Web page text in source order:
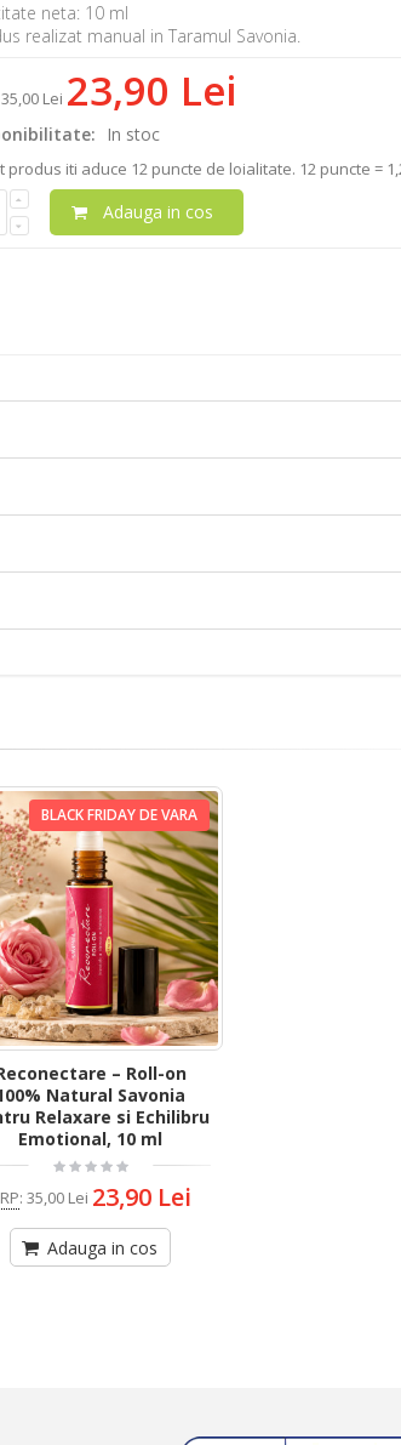
neta: 10 ml
realizat manual in Taramul Savonia.
35,00 Lei 23,90 Lei
In stoc
produs iti aduce 12puncte de loialitate. 12 puncte =
Adauga in cos
BLACK FRIDAY DE VARA
– Roll-on
Natural Savonia
Relaxare si Echilibru
Emotional, 10 ml
: 35,00 Lei 23,90 Lei
Adauga in cos